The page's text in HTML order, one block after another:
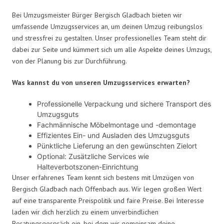
Bei Umzugsmeister Bürger Bergisch Gladbach bieten wir
umfassende Umzugsservices an, um deinen Umzug reibungslos
und stressfrei zu gestalten. Unser professionelles Team steht dir
dabei zur Seite und kümmert sich um alle Aspekte deines Umzugs,
von der Planung bis zur Durchführung.
Was kannst du von unseren Umzugsservices erwarten?
Professionelle Verpackung und sichere Transport des
Umzugsguts
Fachmännische Möbelmontage und -demontage
Effizientes Ein- und Ausladen des Umzugsguts
Pünktliche Lieferung an den gewünschten Zielort
Optional: Zusätzliche Services wie
Halteverbotszonen-Einrichtung
Unser erfahrenes Team kennt sich bestens mit Umzügen von
Bergisch Gladbach nach Offenbach aus. Wir legen großen Wert
auf eine transparente Preispolitik und faire Preise. Bei Interesse
laden wir dich herzlich zu einem unverbindlichen